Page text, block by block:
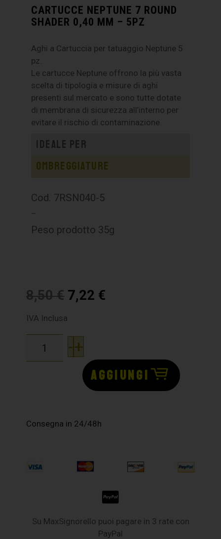
CARTUCCE NEPTUNE 7 ROUND
SHADER 0,40 MM – 5PZ
Aghi a Cartuccia per tatuaggio Neptune 5
pz.
Le cartucce Neptune offrono la più vasta
scelta di tipologia e misure di aghi
presenti sul mercato e sono tutte dotate
di membrana di sicurezza all’interno per
evitare il rischio di contaminazione.
Ideale per
Ombreggiature
Cod. 7RSN040-5
–
Peso prodotto 35g
8,50€ 7,22 €
IVA Inclusa
-+
AGGIUNGI
Consegna in 24/48h
Su MaxSignorello puoi pagare in 3 rate con
PayPal